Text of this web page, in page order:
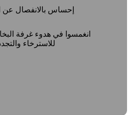
إحساس بالانفصال عن
انغمسوا في هدوء غرفة
للاسترخاء